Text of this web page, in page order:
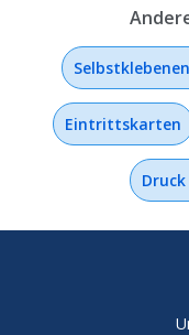
Eintrittskarten